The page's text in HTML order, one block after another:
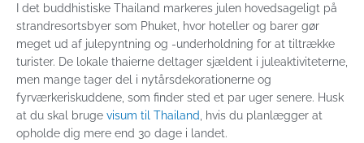
I det buddhistiske Thailand markeres julen hovedsageligt på
strandresortsbyer som Phuket, hvor hoteller og barer gør
meget ud af julepyntning og -underholdning for at tiltrække
turister. De lokale thaierne deltager sjældent i juleaktiviteterne,
men mange tager del i nytårsdekorationerne og
fyrværkeriskuddene, som finder sted et par uger senere. Husk
at du skal bruge visum til Thailand
, hvis du planlægger at
opholde dig mere end 30 dage i landet.